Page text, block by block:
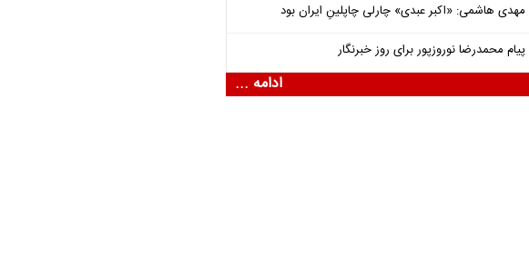
مهدی هاشمی: «اکبر عبدی» چارلی چاپلینِ ایران بود
پیام محمدرضا نوروزپور برای روز خبرنگار
ادامه ...